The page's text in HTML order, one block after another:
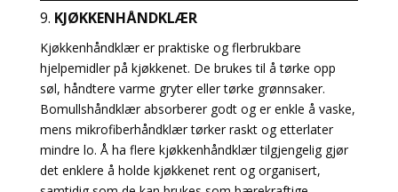
9. KJØKKENHÅNDKLÆR
Kjøkkenhåndklær er praktiske og flerbrukbare
hjelpemidler på kjøkkenet. De brukes til å tørke opp
søl, håndtere varme gryter eller tørke grønnsaker.
Bomullshåndklær absorberer godt og er enkle å vaske,
mens mikrofiberhåndklær tørker raskt og etterlater
mindre lo. Å ha flere kjøkkenhåndklær tilgjengelig gjør
det enklere å holde kjøkkenet rent og organisert,